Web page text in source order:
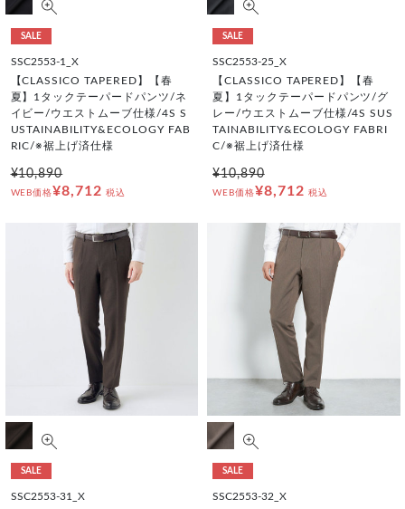
SALE
SSC2553-1_X
【CLASSICO TAPERED】【春
夏】1タックテーパードパンツ/ネ
イビー/ウエストムーブ仕様/4S S
USTAINABILITY&ECOLOGY FAB
RIC/※裾上げ済仕様
¥10,890
WEB価格¥8,712 税込
SALE
SSC2553-25_X
【CLASSICO TAPERED】【春
夏】1タックテーパードパンツ/グ
レー/ウエストムーブ仕様/4S SUS
TAINABILITY&ECOLOGY FABRI
C/※裾上げ済仕様
¥10,890
WEB価格¥8,712 税込
SALE
SSC2553-31_X
SALE
SSC2553-32_X